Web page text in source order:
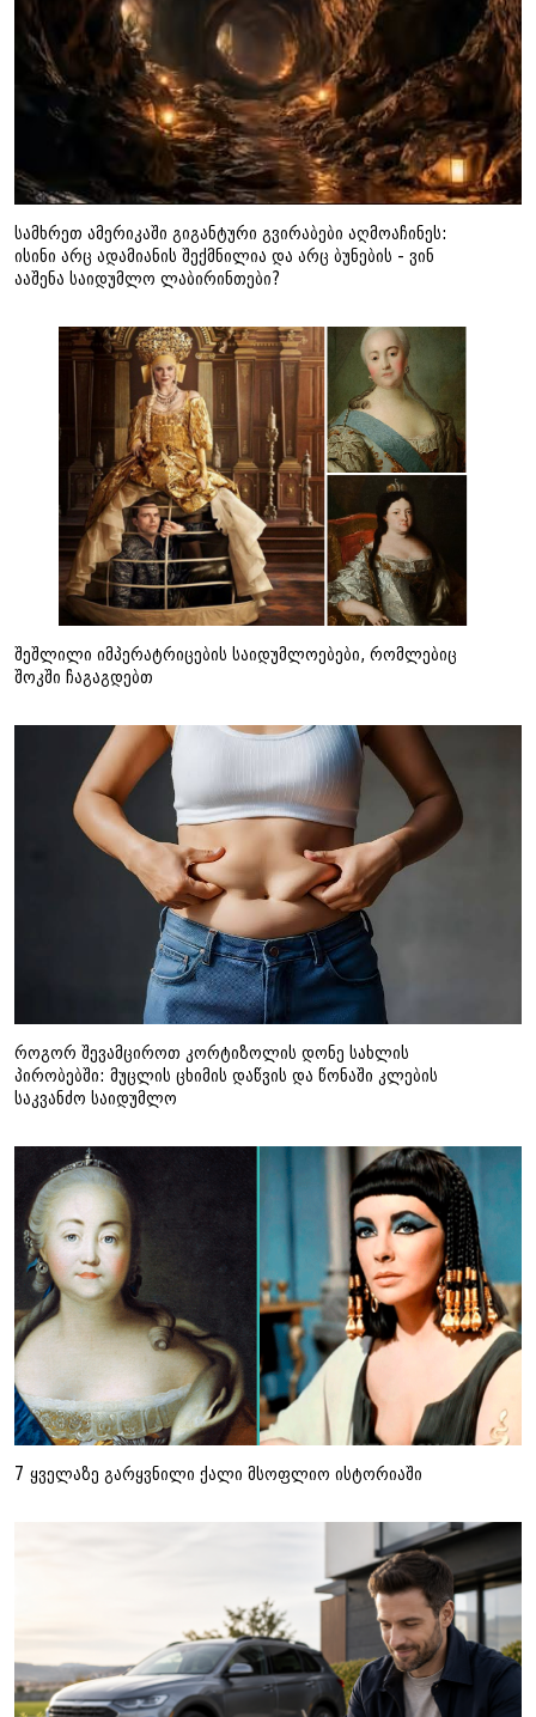
სამხრეთ ამერიკაში გიგანტური გვირაბები აღმოაჩინეს:
ისინი არც ადამიანის შექმნილია და არც ბუნების - ვინ
ააშენა საიდუმლო ლაბირინთები?
შეშლილი იმპერატრიცების საიდუმლოებები, რომლებიც
შოკში ჩაგაგდებთ
როგორ შევამციროთ კორტიზოლის დონე სახლის
პირობებში: მუცლის ცხიმის დაწვის და წონაში კლების
საკვანძო საიდუმლო
7 ყველაზე გარყვნილი ქალი მსოფლიო ისტორიაში